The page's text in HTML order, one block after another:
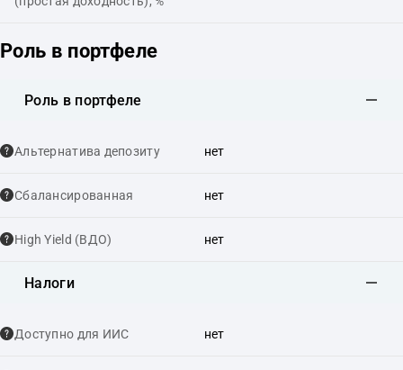
Роль в портфеле
Роль в портфеле
Альтернатива депозиту нет
Сбалансированная нет
High Yield (ВДО) нет
Налоги
Доступно для ИИС нет